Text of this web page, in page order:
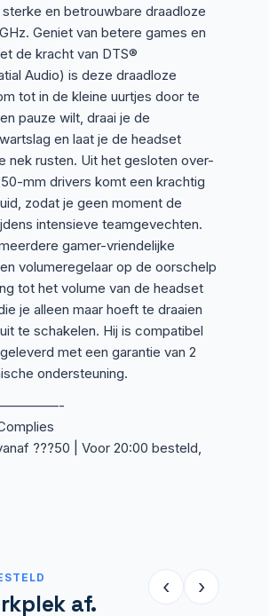
en betrouwbare draadloze
Geniet van betere games en
de kracht van DTS®
Audio) is deze draadloze
tot in de kleine uurtjes door te
pauze wilt, draai je de
en laat je de headset
nek rusten. Uit het gesloten over-
mm drivers komt een krachtig
zodat je geen moment de
intensieve teamgevechten.
gamer-vriendelijke
volumeregelaar op de oorschelp
tot het volume van de headset
je alleen maar hoeft te draaien
te schakelen. Hij is compatibel
met een garantie van 2
ondersteuning.
???50 | Voor 20:00 besteld,
af.
‹ ›